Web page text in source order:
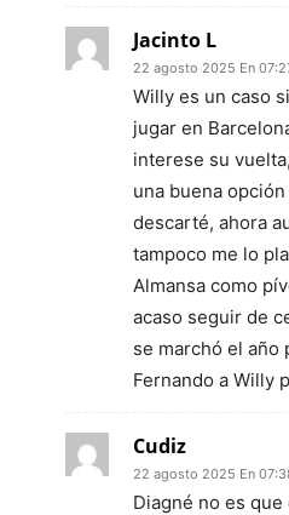
Jacinto L
22 agosto 2025 En
Willy es un caso
jugar en
interese su
una buena
descarté, ahora
tampoco me lo
Almansa como
acaso seguir de
se marchó el año
Fernando a Willy
Cudiz
22 agosto 2025 En
Diagné no es